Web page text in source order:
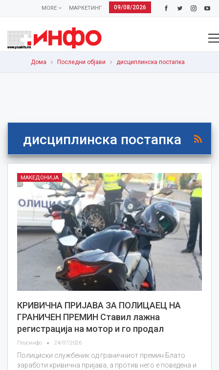
09/08/2026
МАРКЕТИНГ
MORE
Дома Последни објави дисциплинска постапка
дисциплинска постапка
МАКЕДОНИЈА
КРИВИЧНА ПРИЈАВА ЗА ПОЛИЦАЕЦ НА
ГРАНИЧЕН ПРЕМИН Ставил лажна
регистрација на мотор и го продал
Плусинфо 24/07/2026
Полициски службеник од граничниот премин Блато
заработи кривична пријава, а против него е поведена и